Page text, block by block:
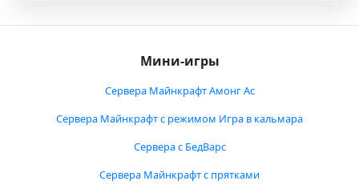
Мини-игры
Сервера Майнкрафт Амонг Ас
Сервера Майнкрафт с режимом Игра в кальмара
Сервера с БедВарс
Сервера Майнкрафт с прятками